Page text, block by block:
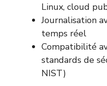
Linux, cloud
Journalisation
temps réel
Compatibilité
standards de
NIST)